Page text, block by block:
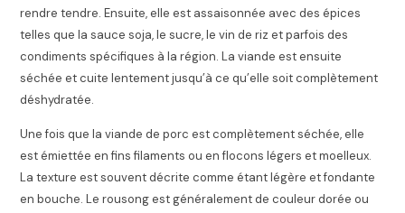
rendre tendre. Ensuite, elle est assaisonnée avec des épices
telles que la sauce soja, le sucre, le vin de riz et parfois des
condiments spécifiques à la région. La viande est ensuite
séchée et cuite lentement jusqu’à ce qu’elle soit complètement
déshydratée.
Une fois que la viande de porc est complètement séchée, elle
est émiettée en fins filaments ou en flocons légers et moelleux.
La texture est souvent décrite comme étant légère et fondante
en bouche. Le rousong est généralement de couleur dorée ou